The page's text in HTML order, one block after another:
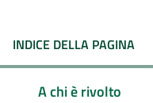
INDICE DELLA PAGINA
A chi è rivolto